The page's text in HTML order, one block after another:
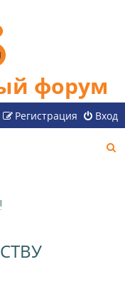
форум
Вход
Регистрация